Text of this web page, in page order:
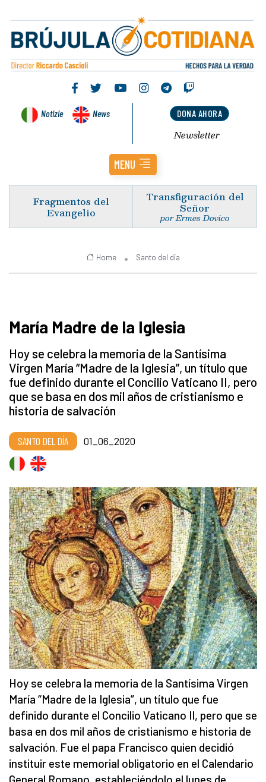
Notizie News DONA AHORA
Newsletter
MENU
Fragmentos del
Evangelio
Transfiguración del
Señor
por Ermes Dovico
Home Santo del día
María Madre de la Iglesia
Hoy se celebra la memoria de la Santísima
Virgen María “Madre de la Iglesia”, un título que
fue definido durante el Concilio Vaticano II, pero
que se basa en dos mil años de cristianismo e
historia de salvación
SANTO DEL DÍA 01_06_2020
Hoy se celebra la memoria de la Santísima Virgen
María “Madre de la Iglesia”, un título que fue
definido durante el Concilio Vaticano II, pero que se
basa en dos mil años de cristianismo e historia de
salvación. Fue el papa Francisco quien decidió
instituir este memorial obligatorio en el Calendario
General Romano, estableciéndolo el lunes de